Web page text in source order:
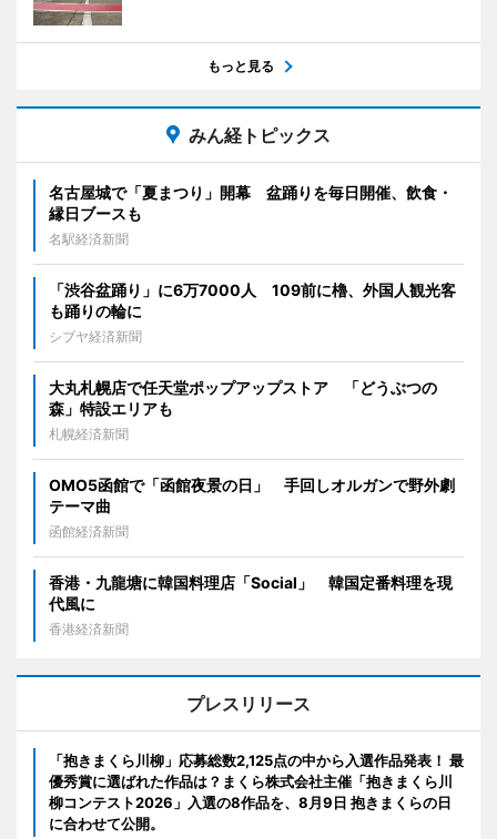
もっと見る
みん経トピックス
名古屋城で「夏まつり」開幕 盆踊りを毎日開催、飲食・
縁日ブースも
名駅経済新聞
「渋谷盆踊り」に6万7000人 109前に櫓、外国人観光客
も踊りの輪に
シブヤ経済新聞
大丸札幌店で任天堂ポップアップストア 「どうぶつの
森」特設エリアも
札幌経済新聞
OMO5函館で「函館夜景の日」 手回しオルガンで野外劇
テーマ曲
函館経済新聞
香港・九龍塘に韓国料理店「Social」 韓国定番料理を現
代風に
香港経済新聞
プレスリリース
「抱きまくら川柳」応募総数2,125点の中から入選作品発表！ 最
優秀賞に選ばれた作品は？まくら株式会社主催「抱きまくら川
柳コンテスト2026」入選の8作品を、8月9日 抱きまくらの日
に合わせて公開。